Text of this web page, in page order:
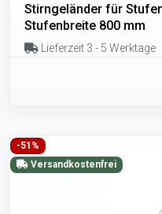
Stirngeländer für
Stufenbreite 800 mm
Lieferzeit 3 - 5 Werktage
-51%
Versandkostenfrei